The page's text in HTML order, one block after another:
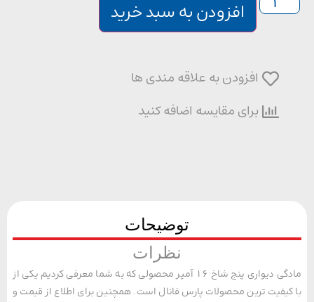
افزودن به سبد خرید
افزودن به علاقه مندی ها
برای مقایسه اضافه کنید
توضیحات
نظرات
مادگی دیواری پنج شاخ 16 آمپر محصولی که به شما معرفی کردیم یکی از
ترین محصولات پارس فانال است. همچنین برای اطلاع از قیمت و